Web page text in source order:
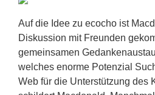
Auf die Idee zu ecocho ist
Diskussion mit Freunden
gemeinsamen
welches enorme Potenzial
Web für die Unterstützung des